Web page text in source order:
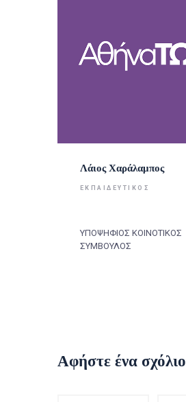
Λάιος Χαράλαμπος
ΕΚΠΑΙΔΕΥΤΙΚΌΣ
ΥΠΟΨΗΦΙΟΣ ΚΟΙΝΟΤΙΚΟΣ
ΣΥΜΒΟΥΛΟΣ
Αφήστε ένα σχόλιο